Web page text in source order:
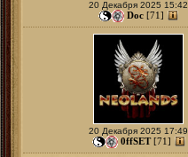
20 Декабря 2025 15:42
Doc [71]
20 Декабря 2025 17:49
0ffSET [71]